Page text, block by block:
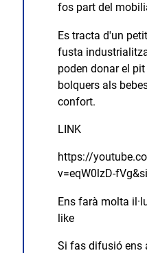
fos part del
Es tracta d'un
fusta
poden donar el
bolquers als
confort.
LINK
https://
v=eqW0lzD-
Ens farà molta
like
Si fas difusió ens